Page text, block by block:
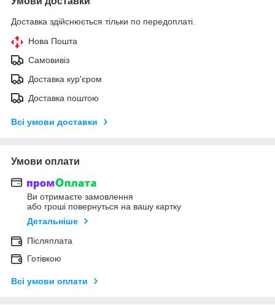
Доставка здійснюється тільки по передоплаті.
Нова Пошта
Самовивіз
Доставка кур'єром
Доставка поштою
Всі умови доставки
Умови оплати
Ви отримаєте замовлення
або гроші повернуться на вашу картку
Детальніше
Післяплата
Готівкою
Всі умови оплати